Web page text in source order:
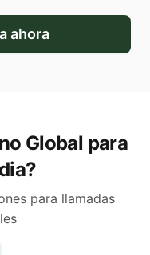
ahora
Global para
para llamadas